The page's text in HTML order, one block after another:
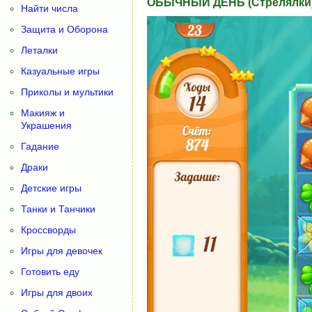
ОБЫЧНЫЙ ДЕНЬ
Найти числа
Защита и Оборона
Леталки
Казуальные игры
Приколы и мультики
Макияж и
Украшения
Гадание
Драки
Детские игры
Танки и Танчики
Кроссворды
Игры для девочек
Готовить еду
Игры для двоих